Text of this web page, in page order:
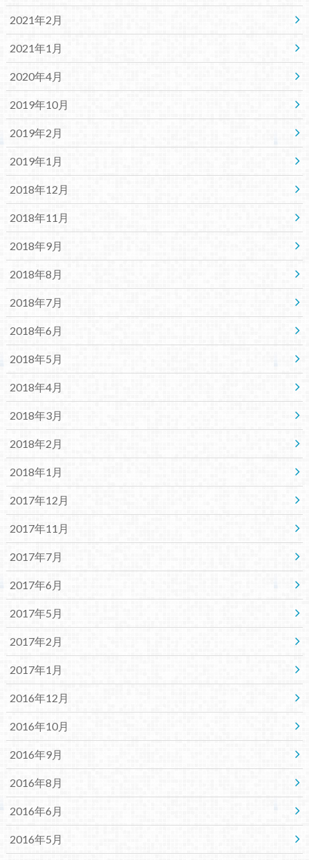
2021年2月
2021年1月
2020年4月
2019年10月
2019年2月
2019年1月
2018年12月
2018年11月
2018年9月
2018年8月
2018年7月
2018年6月
2018年5月
2018年4月
2018年3月
2018年2月
2018年1月
2017年12月
2017年11月
2017年7月
2017年6月
2017年5月
2017年2月
2017年1月
2016年12月
2016年10月
2016年9月
2016年8月
2016年6月
2016年5月